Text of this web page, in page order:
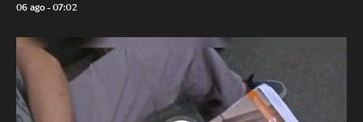
06 ago - 07:02